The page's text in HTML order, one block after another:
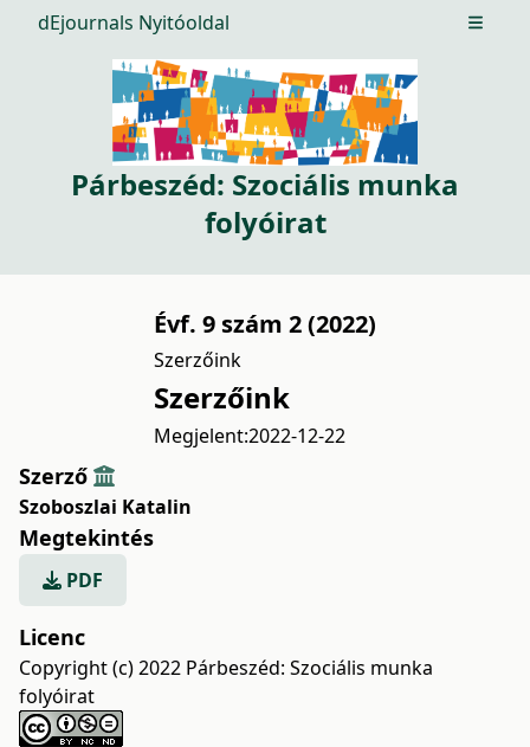
dEjournals Nyitóoldal Open
Párbeszéd: Szociális munka
folyóirat
Évf. 9 szám 2 (2022)
Szerzőink
Szerzőink
Megjelent:2022-12-22
Szerző
Szoboszlai Katalin
Megtekintés
PDF
Licenc
Copyright (c) 2022 Párbeszéd: Szociális munka
folyóirat